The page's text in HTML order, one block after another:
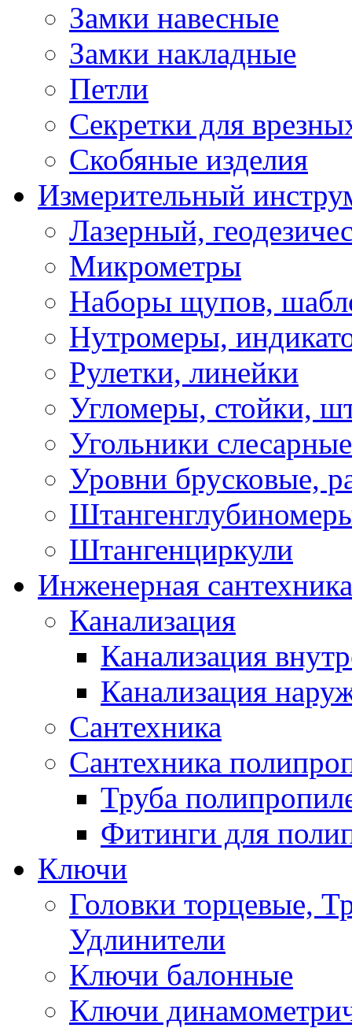
Замки навесные
Замки накладные
Петли
Секретки для
Скобяные изделия
Измерительный
Лазерный,
Микрометры
Наборы щупов,
Нутромеры,
Рулетки, линейки
Угломеры, стойки,
Угольники слесарные
Уровни брусковые,
Штангенциркули
Инженерная сантехника
Канализация
Канализация
Канализация
Сантехника
Сантехника
Труба
Фитинги для
Ключи
Головки торцевые,
Удлинители
Ключи балонные
Ключи